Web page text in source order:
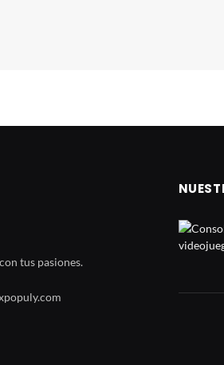
tus pasiones.